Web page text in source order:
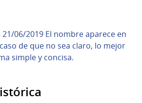
21/06/2019 El nombre aparece en
de que no sea claro, lo mejor
simple y concisa.